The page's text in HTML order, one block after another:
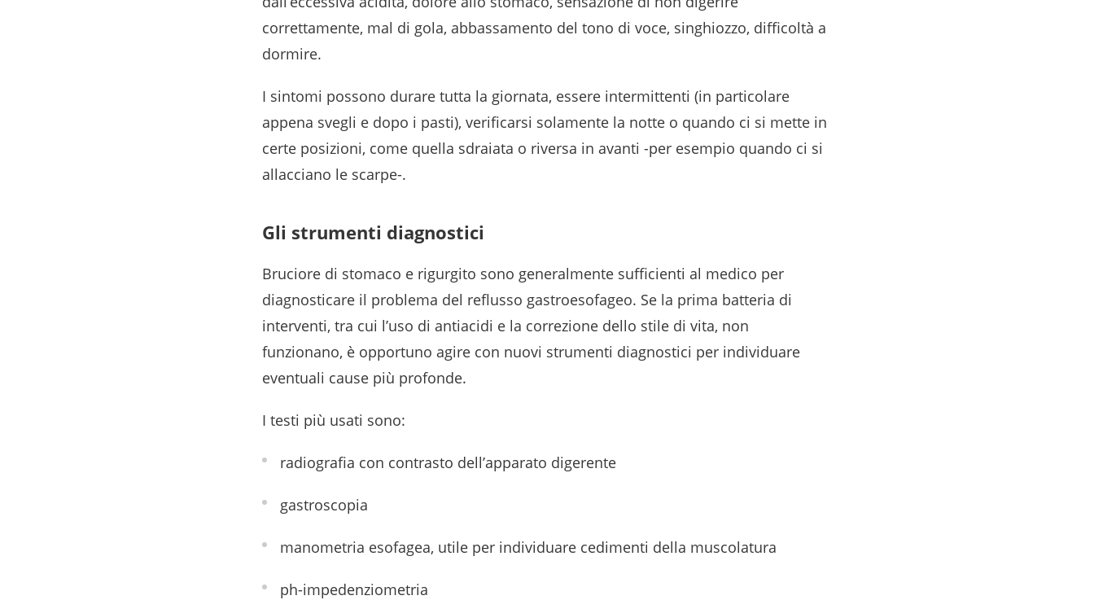
correttamente, mal di gola, abbassamento del tono di voce, singhiozzo, difficoltà a
dormire.
I sintomi possono durare tutta la giornata, essere intermittenti (in particolare
appena svegli e dopo i pasti), verificarsi solamente la notte o quando ci si mette in
certe posizioni, come quella sdraiata o riversa in avanti -per esempio quando ci si
allacciano le scarpe-.
Gli strumenti diagnostici
Bruciore di stomaco e rigurgito sono generalmente sufficienti al medico per
diagnosticare il problema del reflusso gastroesofageo. Se la prima batteria di
interventi, tra cui l’uso di antiacidi e la correzione dello stile di vita, non
funzionano, è opportuno agire con nuovi strumenti diagnostici per individuare
eventuali cause più profonde.
I testi più usati sono:
radiografia con contrasto dell’apparato digerente
gastroscopia
manometria esofagea, utile per individuare cedimenti della muscolatura
ph-impedenziometria